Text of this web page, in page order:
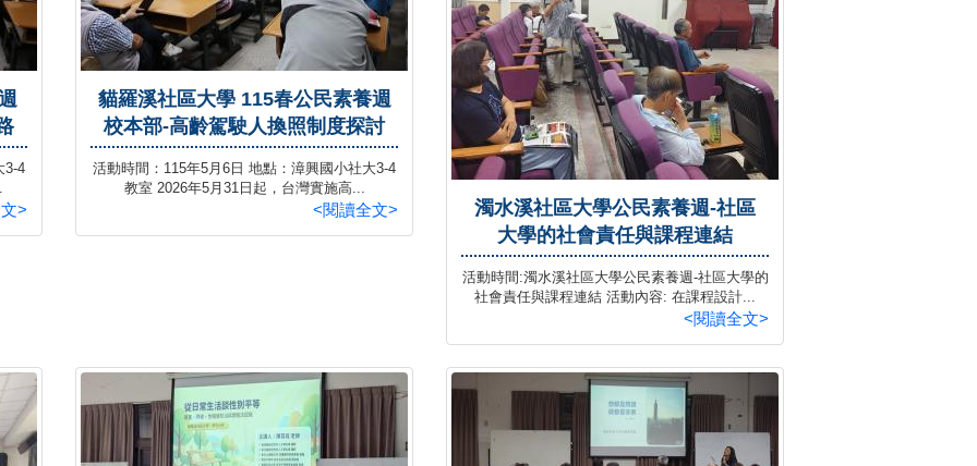
3-4
>
貓羅溪社區大學 115春公民素養週
校本部-高齡駕駛人換照制度探討
活動時間：115年5月6日 地點：漳興國小社大3-4
教室 2026年5月31日起，台灣實施高...
<閱讀全文>
濁水溪社區大學公民素養週-社區
大學的社會責任與課程連結
活動時間:濁水溪社區大學公民素養週-社區大學的
社會責任與課程連結 活動內容: 在課程設計...
<閱讀全文>